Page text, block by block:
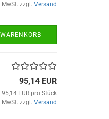
MwSt. zzgl. Versand
95,14 EUR
95,14 EUR pro Stück
MwSt. zzgl. Versand